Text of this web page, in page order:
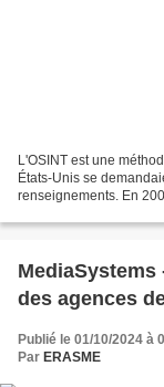
L'OSINT est une
États-Unis se
renseignements. En
MediaSystems
des agences
Publié le 01/10/2024 à
Par ERASME